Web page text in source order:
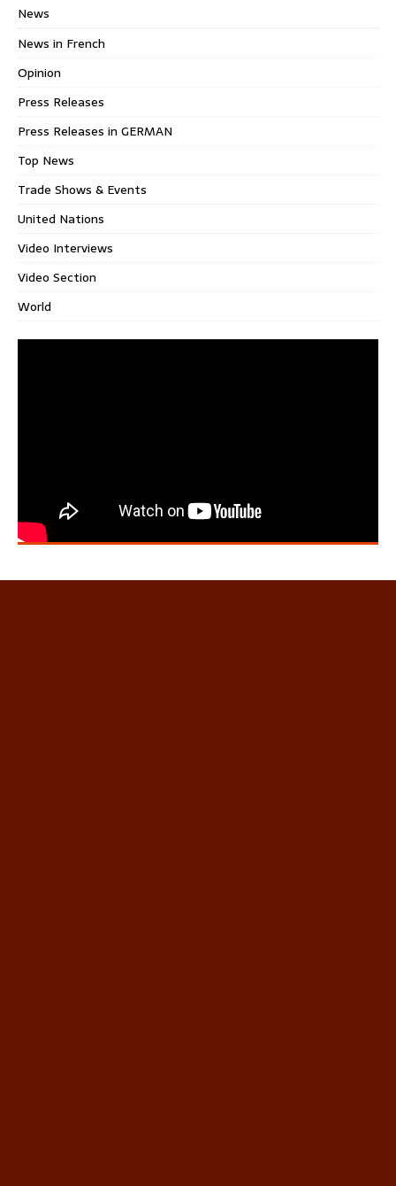
News
News in French
Opinion
Press Releases
Press Releases in GERMAN
Top News
Trade Shows & Events
United Nations
Video Interviews
Video Section
World